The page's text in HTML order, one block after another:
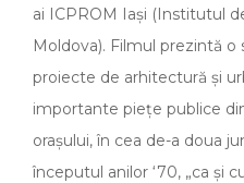
ai ICPROM Iași (Institutul
Moldova). Filmul prezintă o
proiecte de arhitectură și
importante piețe publice
orașului, în cea de-a doua
începutul anilor ‘70, „ca și